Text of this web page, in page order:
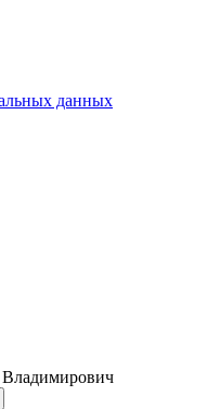
данных